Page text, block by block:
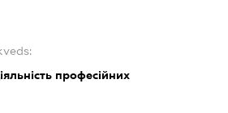
професійних